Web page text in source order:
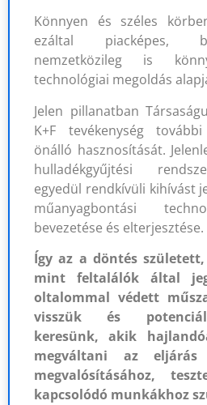
Könnyen és széles
ezáltal piacképes,
nemzetközileg is
technológiai megoldás
Jelen pillanatban
K+F tevékenység
önálló hasznosítását.
hulladékgyűjtési
egyedül rendkívüli kihívást
műanyagbontási
bevezetése és elterjesztése.
Így az a döntés
mint feltalálók által
oltalommal védett
visszük és
keresünk, akik
megváltani az eljárás
megvalósításához,
kapcsolódó munkákhoz